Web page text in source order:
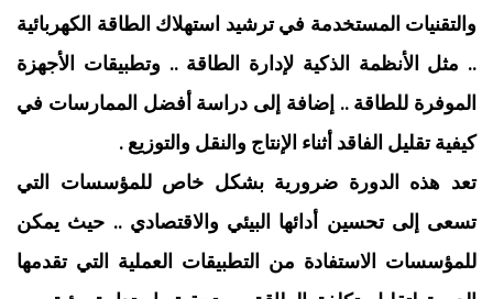
والتقنيات المستخدمة في ترشيد استهلاك الطاقة الكهربائية
.. مثل الأنظمة الذكية لإدارة الطاقة .. وتطبيقات الأجهزة
الموفرة للطاقة .. إضافة إلى دراسة أفضل الممارسات في
كيفية تقليل الفاقد أثناء الإنتاج والنقل والتوزيع .
تعد هذه الدورة ضرورية بشكل خاص للمؤسسات التي
تسعى إلى تحسين أدائها البيئي والاقتصادي .. حيث يمكن
للمؤسسات الاستفادة من التطبيقات العملية التي تقدمها